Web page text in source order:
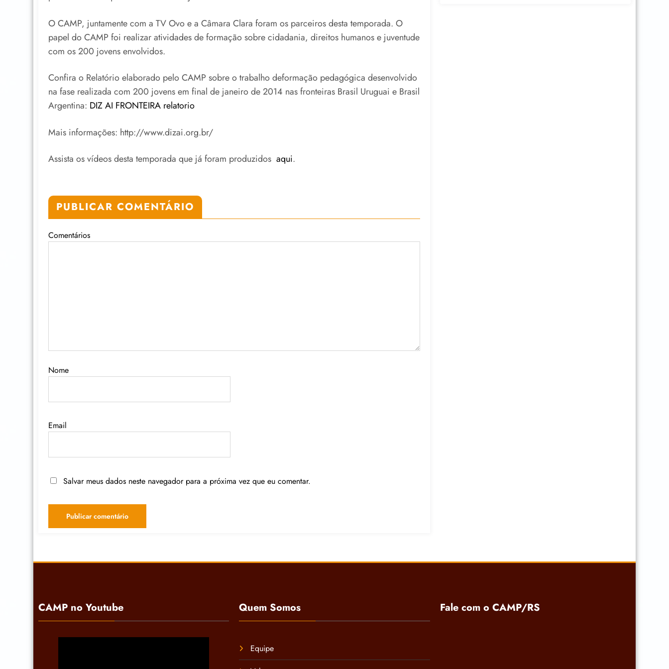
O CAMP, juntamente com a TV Ovo e a Câmara Clara foram os parceiros desta temporada. O
papel do CAMP foi realizar atividades de formação sobre cidadania, direitos humanos e juventude
com os 200 jovens envolvidos.
Confira o Relatório elaborado pelo CAMP sobre o trabalho deformação pedagógica desenvolvido
na fase realizada com 200 jovens em final de janeiro de 2014 nas fronteiras Brasil Uruguai e Brasil
Argentina: DIZ AI FRONTEIRA relatorio
Mais informações: http://www.dizai.org.br/
Assista os vídeos desta temporada que já foram produzidos aqui.
PUBLICAR COMENTÁRIO
Comentários
Nome
Email
Salvar meus dados neste navegador para a próxima vez que eu comentar.
CAMP no Youtube Quem Somos
Equipe
Fale com o CAMP/RS